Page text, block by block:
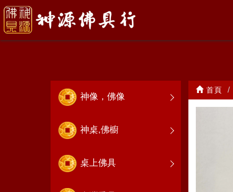
觀世音菩薩
神像，佛像
神桌,佛櫥
桌上佛具
首頁